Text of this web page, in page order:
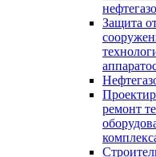
Защита
ремонт